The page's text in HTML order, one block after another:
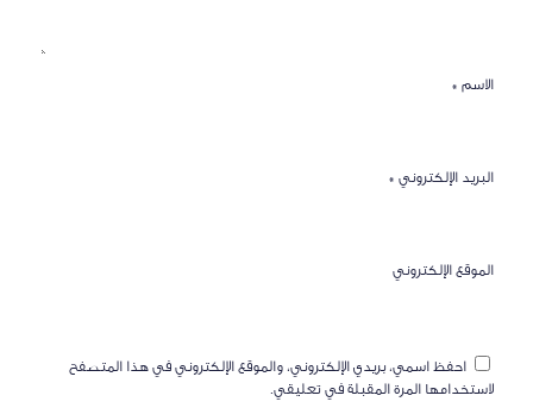
الاسم *
البريد الإلكتروني *
الموقع الإلكتروني
احفظ اسمي، بريدي الإلكتروني، والموقع الإلكتروني في هذا المتصفح
لاستخدامها المرة المقبلة في تعليقي.